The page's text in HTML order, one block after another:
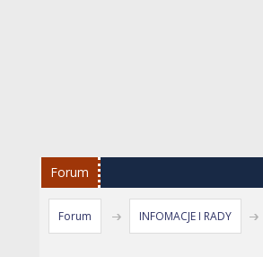
Forum
Forum INFOMACJE I RADY